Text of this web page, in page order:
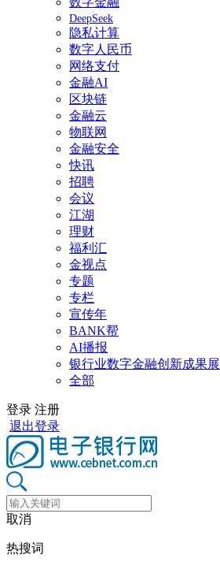
DeepSeek
隐私计算
数字人民币
网络支付
金融AI
区块链
金融云
物联网
金融安全
快讯
招聘
会议
江湖
理财
福利汇
金视点
专题
专栏
宣传年
BANK帮
AI播报
银行业数字金融创新成果展
全部
登录 注册
退出登录
取消
热搜词